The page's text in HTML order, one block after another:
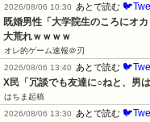
2026/08/06 10:30
あとで読む
既婚男性「大学院生のころにオ
大荒れｗｗｗｗ
オレ的ゲーム速報＠刃
2026/08/06 13:40
あとで読む
X民「冗談でも友達に○ねと、男
はちま起稿
2026/08/06 13:30
あとで読む